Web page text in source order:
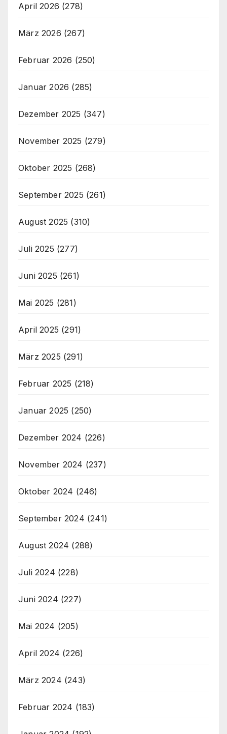
April 2026 (278)
März 2026 (267)
Februar 2026 (250)
Januar 2026 (285)
Dezember 2025 (347)
November 2025 (279)
Oktober 2025 (268)
September 2025 (261)
August 2025 (310)
Juli 2025 (277)
Juni 2025 (261)
Mai 2025 (281)
April 2025 (291)
März 2025 (291)
Februar 2025 (218)
Januar 2025 (250)
Dezember 2024 (226)
November 2024 (237)
Oktober 2024 (246)
September 2024 (241)
August 2024 (288)
Juli 2024 (228)
Juni 2024 (227)
Mai 2024 (205)
April 2024 (226)
März 2024 (243)
Februar 2024 (183)